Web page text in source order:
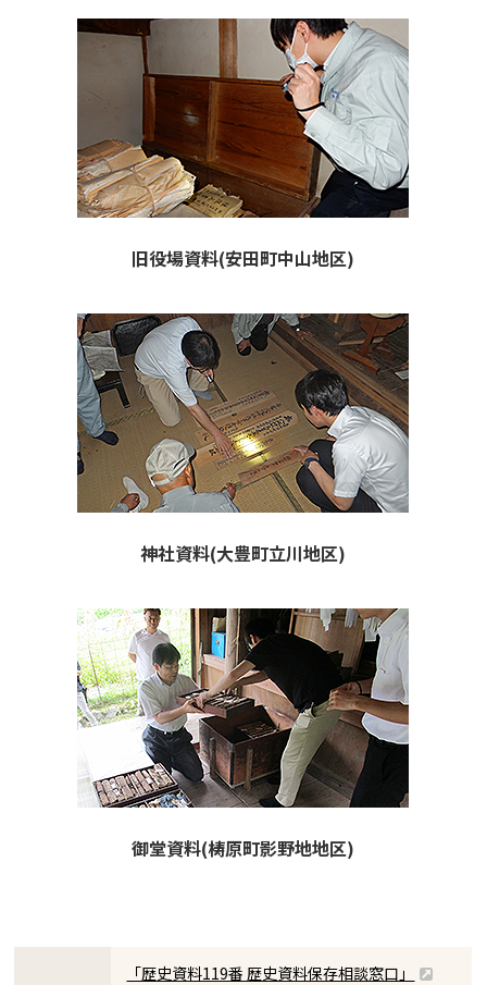
旧役場資料(安田町中山地区)
神社資料(大豊町立川地区)
御堂資料(梼原町影野地地区)
「歴史資料119番 歴史資料保存相談窓口」